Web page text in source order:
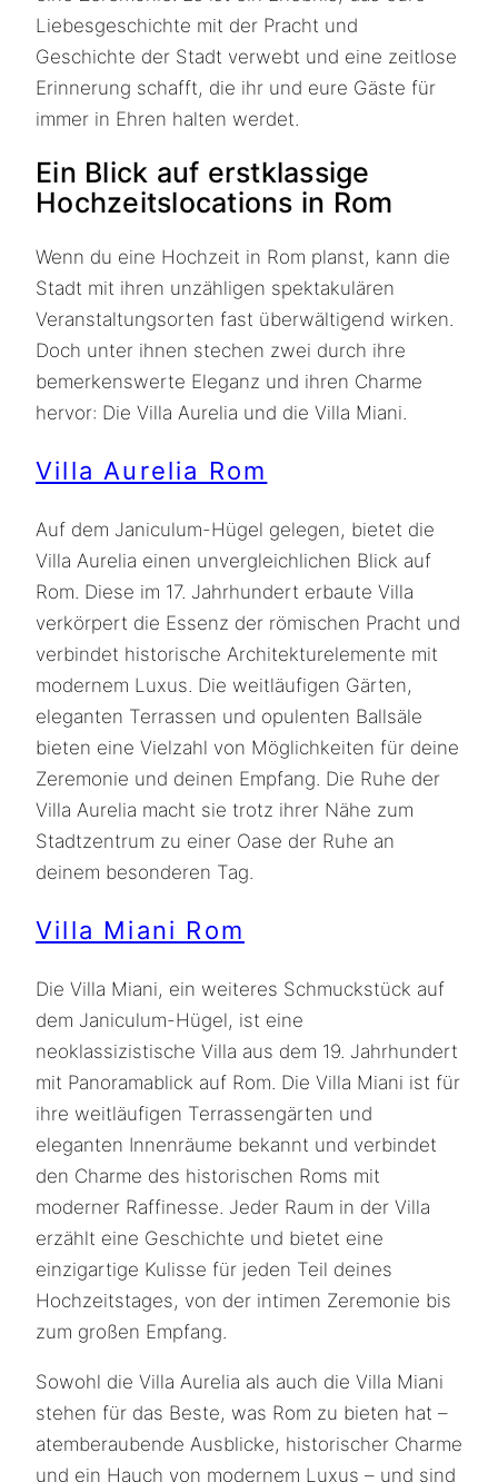
Liebesgeschichte mit der Pracht und
Geschichte der Stadt verwebt und eine zeitlose
Erinnerung schafft, die ihr und eure Gäste für
immer in Ehren halten werdet.
Ein Blick auf erstklassige
Hochzeitslocations in Rom
Wenn du eine Hochzeit in Rom planst, kann die
Stadt mit ihren unzähligen spektakulären
Veranstaltungsorten fast überwältigend wirken.
Doch unter ihnen stechen zwei durch ihre
bemerkenswerte Eleganz und ihren Charme
hervor: Die Villa Aurelia und die Villa Miani.
Villa Aurelia Rom
Auf dem Janiculum-Hügel gelegen, bietet die
Villa Aurelia einen unvergleichlichen Blick auf
Rom. Diese im 17. Jahrhundert erbaute Villa
verkörpert die Essenz der römischen Pracht und
verbindet historische Architekturelemente mit
modernem Luxus. Die weitläufigen Gärten,
eleganten Terrassen und opulenten Ballsäle
bieten eine Vielzahl von Möglichkeiten für deine
Zeremonie und deinen Empfang. Die Ruhe der
Villa Aurelia macht sie trotz ihrer Nähe zum
Stadtzentrum zu einer Oase der Ruhe an
deinem besonderen Tag.
Villa Miani Rom
Die Villa Miani, ein weiteres Schmuckstück auf
dem Janiculum-Hügel, ist eine
neoklassizistische Villa aus dem 19. Jahrhundert
mit Panoramablick auf Rom. Die Villa Miani ist für
ihre weitläufigen Terrassengärten und
eleganten Innenräume bekannt und verbindet
den Charme des historischen Roms mit
moderner Raffinesse. Jeder Raum in der Villa
erzählt eine Geschichte und bietet eine
einzigartige Kulisse für jeden Teil deines
Hochzeitstages, von der intimen Zeremonie bis
zum großen Empfang.
Sowohl die Villa Aurelia als auch die Villa Miani
stehen für das Beste, was Rom zu bieten hat –
atemberaubende Ausblicke, historischer Charme
und ein Hauch von modernem Luxus – und sind